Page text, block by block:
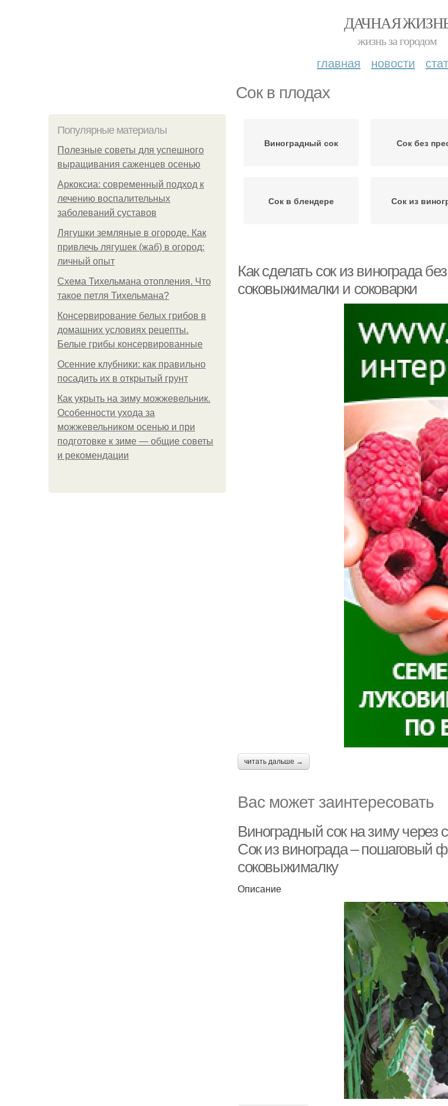
ДАЧНАЯ
жизнь за городом
главная новости
Сок в плодах
Популярные материалы
Полезные советы для успешного
выращивания саженцев осенью
Аркоксиа: современный подход к
лечению воспалительных
заболеваний суставов
Лягушки земляные в огороде. Как
привлечь лягушек (жаб) в огород:
личный опыт
Схема Тихельмана отопления. Что
такое петля Тихельмана?
Консервирование белых грибов в
домашних условиях рецепты.
Белые грибы консервированные
Осенние клубники: как правильно
посадить их в открытый грунт
Как укрыть на зиму можжевельник.
Особенности ухода за
можжевельником осенью и при
подготовке к зиме — общие советы
и рекомендации
Виноградный сок Сок без
Сок в блендере Сок из
хранения
винограда
Как сделать сок из винограда
соковыжималки и соковарки
читать дальше →
Вас может заинтересовать
Виноградный сок на зиму
Сок из винограда – пошаговый
соковыжималку
Описание